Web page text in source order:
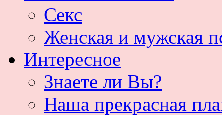
Секс
Женская и мужская
Интересное
Знаете ли Вы?
Наша прекрасная